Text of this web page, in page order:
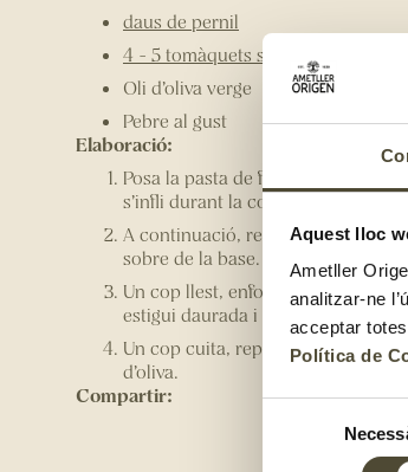
Aquest lloc
Ametller
analitzar-ne
acceptar
Política de
consentiment
daus de pernil
4 - 5 tomàquets secs en oli d’oliva
Oli d’oliva verge
Pebre al gust
Elaboració:
Posa la pasta de full en una
s’infli durant la cocció.
A continuació, reparteix el
sobre de la base.
Un cop llest, enforna-ho a 200
estigui daurada i cruixent.
Un cop cuita, reparteix talla i
d’oliva.
Compartir: